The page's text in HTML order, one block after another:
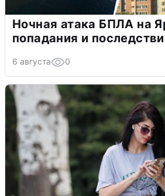
Ночная атака БПЛА на
попадания и
6 августа 0